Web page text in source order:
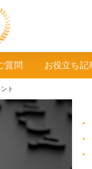
質問 お役立ち記
ト